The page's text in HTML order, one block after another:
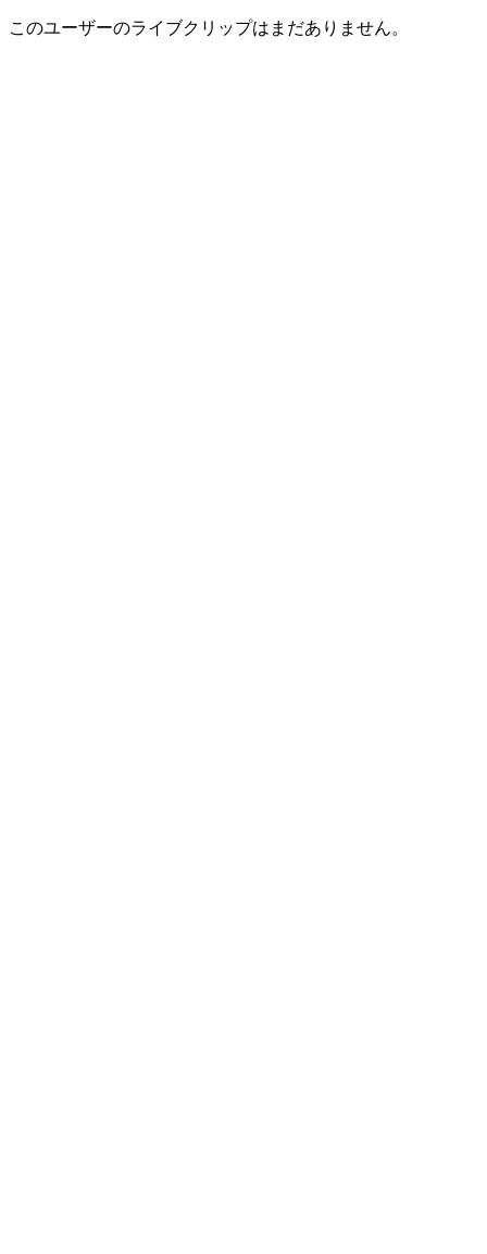
このユーザーのライブクリップはまだありません。